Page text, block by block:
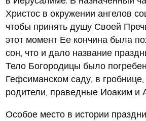
Христос в окружении ангелов
чтобы принять душу Своей
этот момент Ее кончина была
сон, что и дало название
Тело Богородицы было
Гефсиманском саду, в
родители, праведные Иоаким и
Особое место в истории